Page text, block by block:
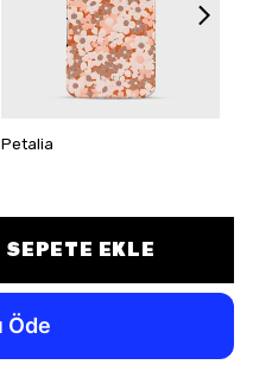
Petalia
SEPETE EKLE